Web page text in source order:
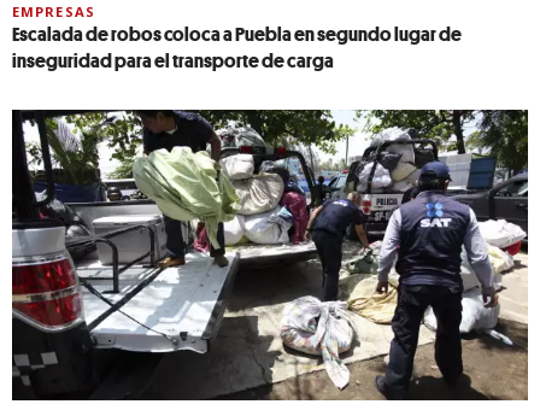
EMPRESAS
Escalada de robos coloca a Puebla en segundo lugar de
inseguridad para el transporte de carga